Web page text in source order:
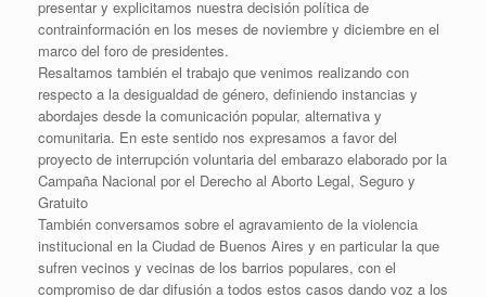
presentar y explicitamos nuestra decisión política de
contrainformación en los meses de noviembre y diciembre en el
marco del foro de presidentes.
Resaltamos también el trabajo que venimos realizando con
respecto a la desigualdad de género, definiendo instancias y
abordajes desde la comunicación popular, alternativa y
comunitaria. En este sentido nos expresamos a favor del
proyecto de interrupción voluntaria del embarazo elaborado por la
Campaña Nacional por el Derecho al Aborto Legal, Seguro y
Gratuito
También conversamos sobre el agravamiento de la violencia
institucional en la Ciudad de Buenos Aires y en particular la que
sufren vecinos y vecinas de los barrios populares, con el
compromiso de dar difusión a todos estos casos dando voz a los